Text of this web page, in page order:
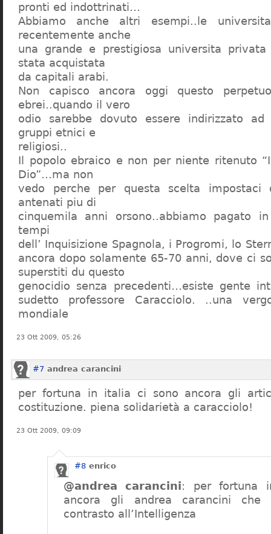
pronti ed indottrinati…
Abbiamo anche altri esempi..le
recentemente anche
una grande e prestigiosa universita
stata acquistata
da capitali arabi.
Non capisco ancora oggi questo
ebrei..quando il vero
odio sarebbe dovuto essere indirizzato
gruppi etnici e
religiosi..
Il popolo ebraico e non per niente ritenuto
Dio”…ma non
vedo perche per questa scelta
antenati piu di
cinquemila anni orsono..abbiamo pagato
tempi
dell’ Inquisizione Spagnola, i Progromi, lo
ancora dopo solamente 65-70 anni, dove ci
superstiti du questo
genocidio senza precedenti…esiste gente
sudetto professore Caracciolo. ..una
mondiale
23 Ott 2009, 05:26
#7 andrea carancini
per fortuna in italia ci sono ancora gli
costituzione. piena solidarietà a caracciolo!
23 Ott 2009, 09:09
#8 enrico
@andrea carancini: per fortuna
ancora gli andrea carancini
contrasto all’Intelligenza